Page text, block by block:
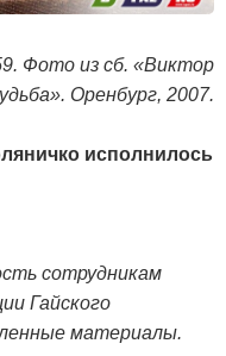
Фото из сб. «Виктор
Оренбург, 2007.
исполнилось
сотрудникам
Гайского
материалы.